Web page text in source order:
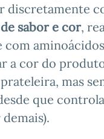
discretamente
sabor e cor,
com
a cor do
mas
que